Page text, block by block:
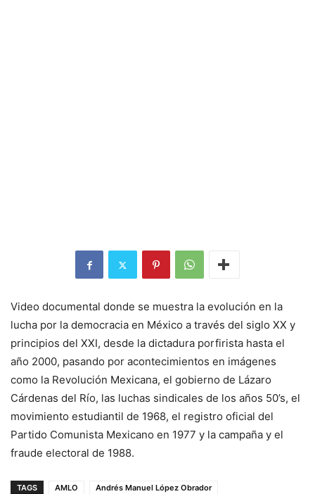
Video documental donde se muestra la evolución en la
lucha por la democracia en México a través del siglo XX y
principios del XXI, desde la dictadura porfirista hasta el
año 2000, pasando por acontecimientos en imágenes
como la Revolución Mexicana, el gobierno de Lázaro
Cárdenas del Río, las luchas sindicales de los años 50’s, el
movimiento estudiantil de 1968, el registro oficial del
Partido Comunista Mexicano en 1977 y la campaña y el
fraude electoral de 1988.
TAGS AMLO
Andrés Manuel López Obrador